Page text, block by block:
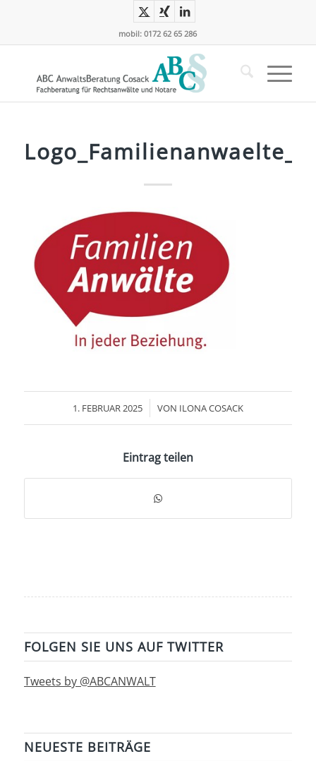
mobil: 0172 62 65 286
1. FEBRUAR 2025
/ VON ILONA COSACK
Eintrag teilen
FOLGEN SIE UNS AUF TWITTER
Tweets by @ABCANWALT
NEUESTE BEITRÄGE